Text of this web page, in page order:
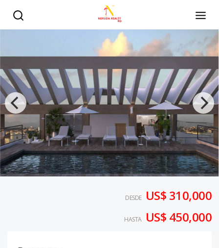
DESDE US$ 310,000
HASTA US$ 450,000